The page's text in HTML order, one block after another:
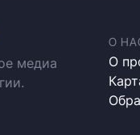
медиа
О
О